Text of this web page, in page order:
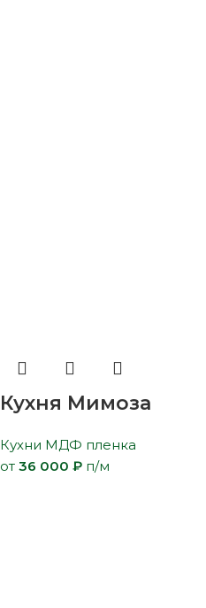
Кухня Мимоза
Кухни МДФ пленка
от 36 000 ₽ п/м